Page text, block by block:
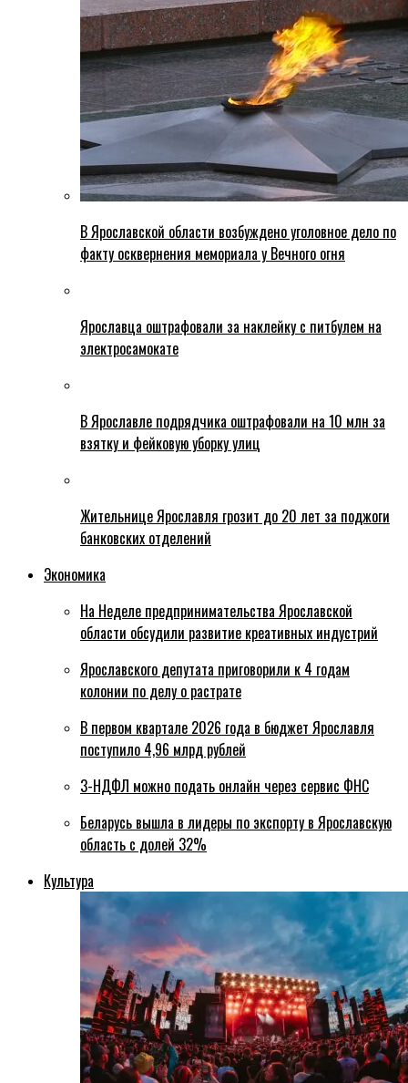
В Ярославской области возбуждено уголовное дело по
факту осквернения мемориала у Вечного огня
Ярославца оштрафовали за наклейку с питбулем на
электросамокате
В Ярославле подрядчика оштрафовали на 10 млн за
взятку и фейковую уборку улиц
Жительнице Ярославля грозит до 20 лет за поджоги
банковских отделений
Экономика
На Неделе предпринимательства Ярославской
области обсудили развитие креативных индустрий
Ярославского депутата приговорили к 4 годам
колонии по делу о растрате
В первом квартале 2026 года в бюджет Ярославля
поступило 4,96 млрд рублей
3-НДФЛ можно подать онлайн через сервис ФНС
Беларусь вышла в лидеры по экспорту в Ярославскую
область с долей 32%
Культура